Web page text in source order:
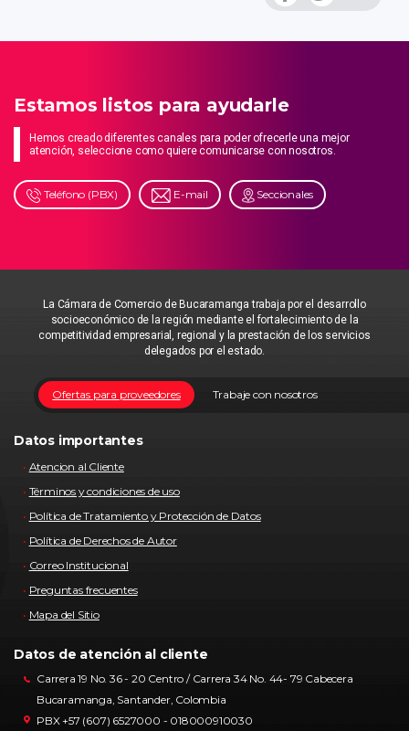
Estamos listos para ayudarle
Hemos creado diferentes canales para poder ofrecerle una mejor
atención, seleccione como quiere comunicarse con nosotros.
Teléfono (PBX) E-mail Seccionales
La Cámara de Comercio de Bucaramanga trabaja por el desarrollo
socioeconómico de la región mediante el fortalecimiento de la
competitividad empresarial, regional y la prestación de los servicios
delegados por el estado.
Trabaje con nosotros
Ofertas para proveedores
Datos importantes
Atencion al Cliente
Términos y condiciones de uso
Política de Tratamiento y Protección de Datos
Política de Derechos de Autor
Correo Institucional
Preguntas frecuentes
Mapa del Sitio
Datos de atención al cliente
Carrera 19 No. 36 - 20 Centro / Carrera 34 No. 44- 79 Cabecera
Bucaramanga, Santander, Colombia
PBX +57 (607) 6527000 - 018000910030